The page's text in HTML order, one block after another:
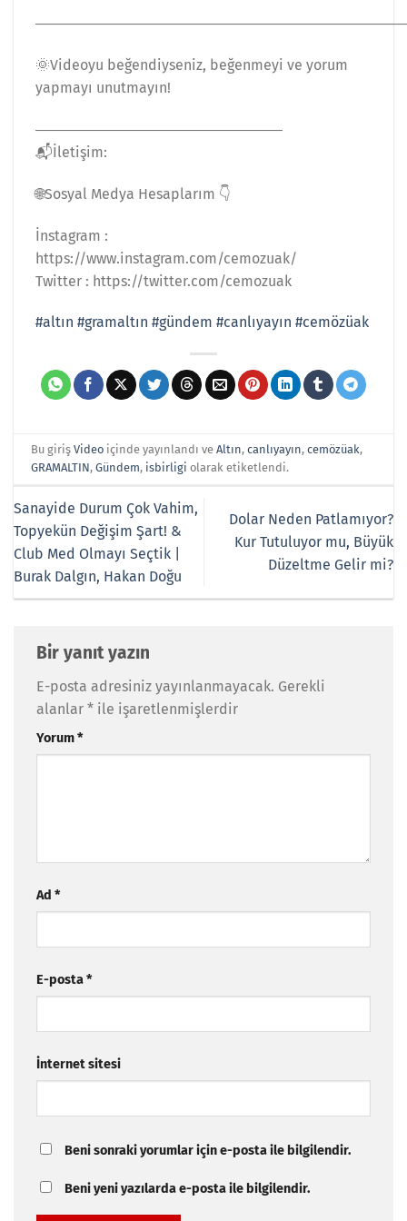
🌞Videoyu beğendiyseniz, beğenmeyi ve yorum
yapmayı unutmayın!
―――――――――――――――――
📬İletişim:
🌐Sosyal Medya Hesaplarım 👇
İnstagram :
https://www.instagram.com/cemozuak/
Twitter : https://twitter.com/cemozuak
#altın #gramaltın #gündem #canlıyayın #cemözüak
Bu girişVideo içinde yayınlandı veAltın,canlıyayın,cemözüak,
GRAMALTIN,Gündem, isbirligi olarak etiketlendi.
Sanayide Durum Çok Vahim,
Topyekün Değişim Şart! &
Club Med Olmayı Seçtik |
Burak Dalgın, Hakan Doğu
Dolar Neden Patlamıyor?
Kur Tutuluyor mu, Büyük
Düzeltme Gelir mi?
Bir yanıt yazın
E-posta adresiniz yayınlanmayacak. Gerekli
alanlar * ile işaretlenmişlerdir
Yorum*
Ad *
E-posta*
İnternet sitesi
Beni sonraki yorumlar için e-posta ile bilgilendir.
Beni yeni yazılarda e-posta ile bilgilendir.